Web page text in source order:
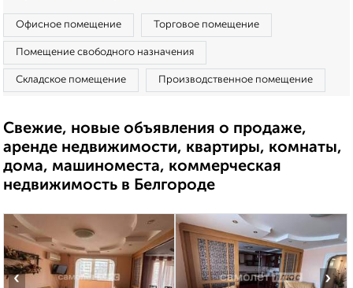
Офисное помещение Торговое помещение
Помещение свободного назначения
Складское помещение Производственное помещение
Свежие, новые объявления о продаже,
аренде недвижимости, квартиры, комнаты,
дома, машиноместа, коммерческая
недвижимость в Белгороде
‹ ›